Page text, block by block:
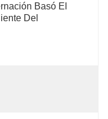
Basó El
Del